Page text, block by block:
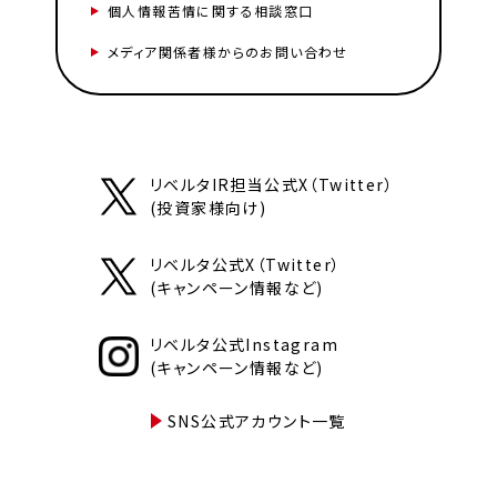
個人情報苦情に関する相談窓口
メディア関係者様からのお問い合わせ
リベルタIR担当公式X（Twitter）
(投資家様向け)
リベルタ公式X（Twitter）
(キャンペーン情報など)
リベルタ公式Instagram
(キャンペーン情報など)
SNS公式アカウント一覧